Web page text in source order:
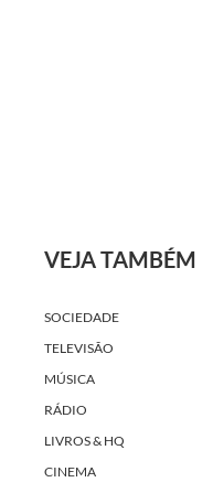
VEJA TAMBÉM
SOCIEDADE
TELEVISÃO
MÚSICA
RÁDIO
LIVROS & HQ
CINEMA